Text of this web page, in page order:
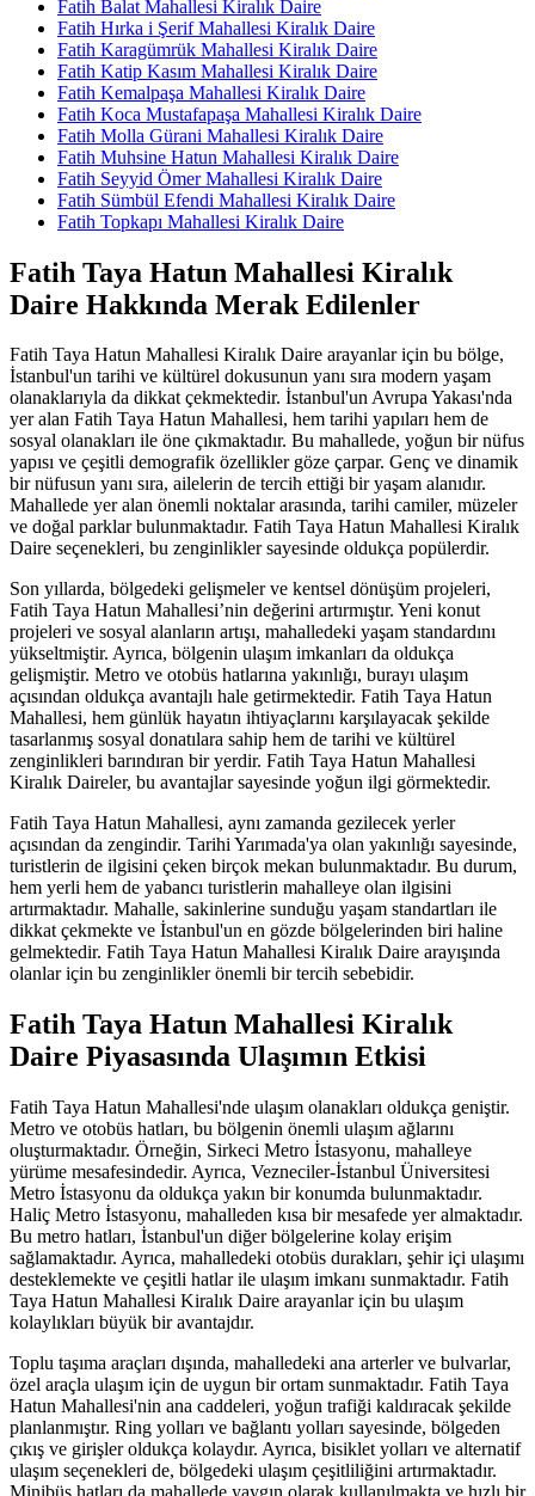
Fatih Balat Mahallesi Kiralık Daire
Fatih Hırka i Şerif Mahallesi Kiralık Daire
Fatih Karagümrük Mahallesi Kiralık Daire
Fatih Katip Kasım Mahallesi Kiralık Daire
Fatih Kemalpaşa Mahallesi Kiralık Daire
Fatih Koca Mustafapaşa Mahallesi Kiralık Daire
Fatih Molla Gürani Mahallesi Kiralık Daire
Fatih Muhsine Hatun Mahallesi Kiralık Daire
Fatih Seyyid Ömer Mahallesi Kiralık Daire
Fatih Sümbül Efendi Mahallesi Kiralık Daire
Fatih Topkapı Mahallesi Kiralık Daire
Fatih Taya Hatun Mahallesi Kiralık
Daire Hakkında Merak Edilenler
Fatih Taya Hatun Mahallesi Kiralık Daire arayanlar için bu bölge,
İstanbul'un tarihi ve kültürel dokusunun yanı sıra modern yaşam
olanaklarıyla da dikkat çekmektedir. İstanbul'un Avrupa Yakası'nda
yer alan Fatih Taya Hatun Mahallesi, hem tarihi yapıları hem de
sosyal olanakları ile öne çıkmaktadır. Bu mahallede, yoğun bir nüfus
yapısı ve çeşitli demografik özellikler göze çarpar. Genç ve dinamik
bir nüfusun yanı sıra, ailelerin de tercih ettiği bir yaşam alanıdır.
Mahallede yer alan önemli noktalar arasında, tarihi camiler, müzeler
ve doğal parklar bulunmaktadır. Fatih Taya Hatun Mahallesi Kiralık
Daire seçenekleri, bu zenginlikler sayesinde oldukça popülerdir.
Son yıllarda, bölgedeki gelişmeler ve kentsel dönüşüm projeleri,
Fatih Taya Hatun Mahallesi’nin değerini artırmıştır. Yeni konut
projeleri ve sosyal alanların artışı, mahalledeki yaşam standardını
yükseltmiştir. Ayrıca, bölgenin ulaşım imkanları da oldukça
gelişmiştir. Metro ve otobüs hatlarına yakınlığı, burayı ulaşım
açısından oldukça avantajlı hale getirmektedir. Fatih Taya Hatun
Mahallesi, hem günlük hayatın ihtiyaçlarını karşılayacak şekilde
tasarlanmış sosyal donatılara sahip hem de tarihi ve kültürel
zenginlikleri barındıran bir yerdir. Fatih Taya Hatun Mahallesi
Kiralık Daireler, bu avantajlar sayesinde yoğun ilgi görmektedir.
Fatih Taya Hatun Mahallesi, aynı zamanda gezilecek yerler
açısından da zengindir. Tarihi Yarımada'ya olan yakınlığı sayesinde,
turistlerin de ilgisini çeken birçok mekan bulunmaktadır. Bu durum,
hem yerli hem de yabancı turistlerin mahalleye olan ilgisini
artırmaktadır. Mahalle, sakinlerine sunduğu yaşam standartları ile
dikkat çekmekte ve İstanbul'un en gözde bölgelerinden biri haline
gelmektedir. Fatih Taya Hatun Mahallesi Kiralık Daire arayışında
olanlar için bu zenginlikler önemli bir tercih sebebidir.
Fatih Taya Hatun Mahallesi Kiralık
Daire Piyasasında Ulaşımın Etkisi
Fatih Taya Hatun Mahallesi'nde ulaşım olanakları oldukça geniştir.
Metro ve otobüs hatları, bu bölgenin önemli ulaşım ağlarını
oluşturmaktadır. Örneğin, Sirkeci Metro İstasyonu, mahalleye
yürüme mesafesindedir. Ayrıca, Vezneciler-İstanbul Üniversitesi
Metro İstasyonu da oldukça yakın bir konumda bulunmaktadır.
Haliç Metro İstasyonu, mahalleden kısa bir mesafede yer almaktadır.
Bu metro hatları, İstanbul'un diğer bölgelerine kolay erişim
sağlamaktadır. Ayrıca, mahalledeki otobüs durakları, şehir içi ulaşımı
desteklemekte ve çeşitli hatlar ile ulaşım imkanı sunmaktadır. Fatih
Taya Hatun Mahallesi Kiralık Daire arayanlar için bu ulaşım
kolaylıkları büyük bir avantajdır.
Toplu taşıma araçları dışında, mahalledeki ana arterler ve bulvarlar,
özel araçla ulaşım için de uygun bir ortam sunmaktadır. Fatih Taya
Hatun Mahallesi'nin ana caddeleri, yoğun trafiği kaldıracak şekilde
planlanmıştır. Ring yolları ve bağlantı yolları sayesinde, bölgeden
çıkış ve girişler oldukça kolaydır. Ayrıca, bisiklet yolları ve alternatif
ulaşım seçenekleri de, bölgedeki ulaşım çeşitliliğini artırmaktadır.